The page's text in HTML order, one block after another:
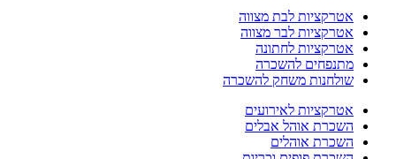
אטרקציות לבת מצווה
אטרקציות לבר מצווה
אטרקציות לחתונה
מתנפחים להשכרה
שולחנות משחק להשכרה
אטרקציות לאירועים
השכרת אוהל אבלים
השכרת אוהלים